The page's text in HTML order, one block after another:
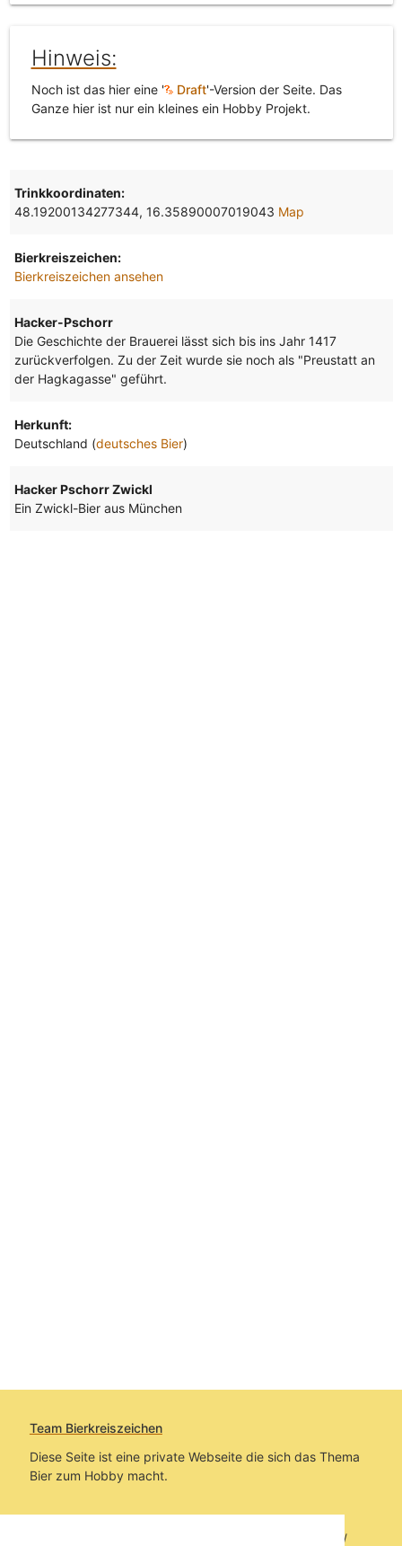
Hinweis:
Noch ist das hier eine ' Draft'-Version der Seite. Das
Ganze hier ist nur ein kleines ein Hobby Projekt.
Trinkkoordinaten:
48.19200134277344, 16.35890007019043 Map
Bierkreiszeichen:
Bierkreiszeichen ansehen
Hacker-Pschorr
Die Geschichte der Brauerei lässt sich bis ins Jahr 1417
zurückverfolgen. Zu der Zeit wurde sie noch als "Preustatt an
der Hagkagasse" geführt.
Herkunft:
Deutschland (deutsches Bier)
Hacker Pschorr Zwickl
Ein Zwickl-Bier aus München
Team Bierkreiszeichen
Diese Seite ist eine private Webseite die sich das Thema
Bier zum Hobby macht.
Sie befinden sich auf https://www.bierkreiszeichen.at/